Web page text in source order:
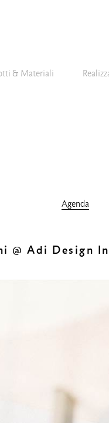
& Materiali
Agenda
@ Adi Design